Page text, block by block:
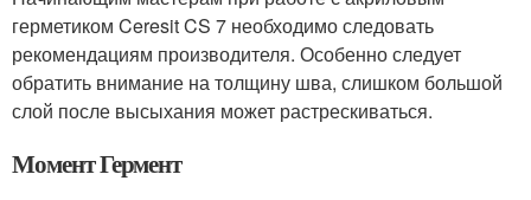
герметиком Ceresit CS 7 необходимо следовать
рекомендациям производителя. Особенно следует
обратить внимание на толщину шва, слишком большой
слой после высыхания может растрескиваться.
Момент Гермент